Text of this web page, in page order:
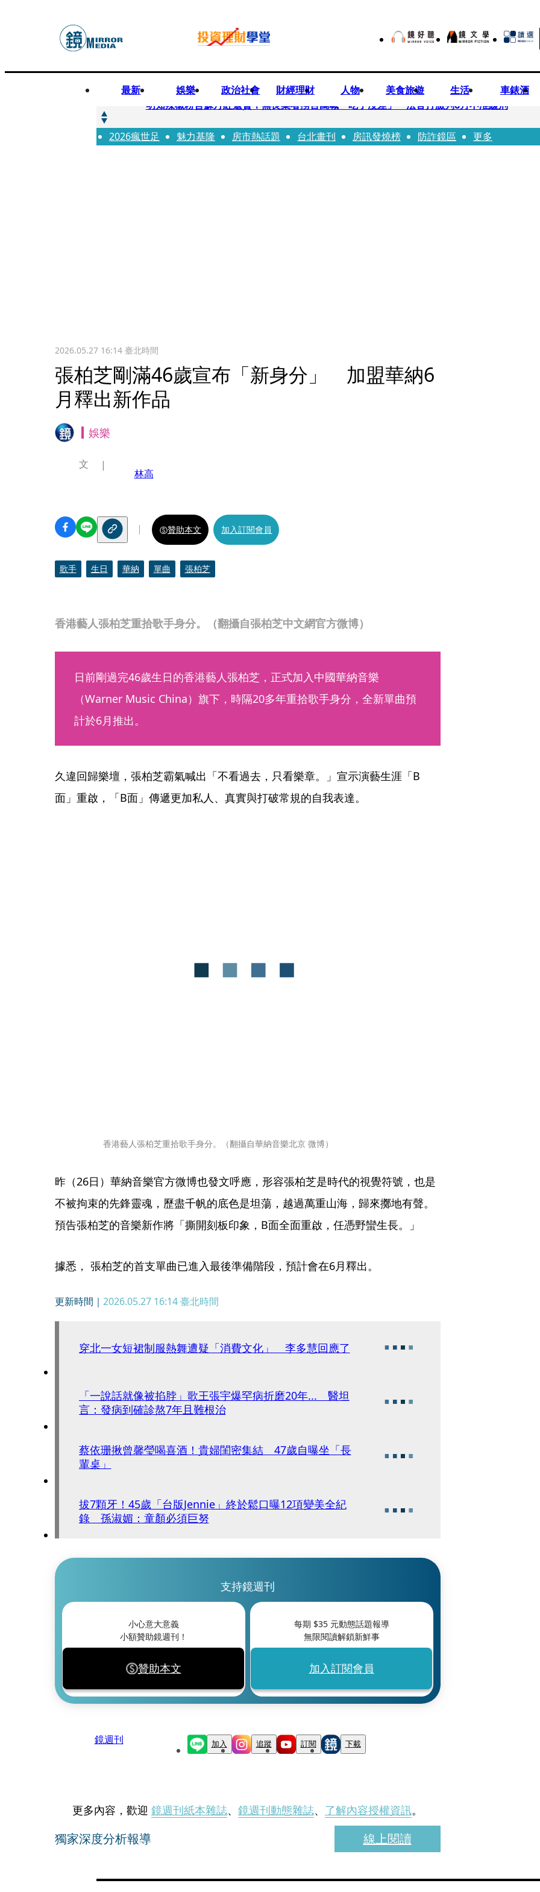
最新 娛樂 政治社會 財經理財 人物 美食旅遊 生活 車錶酒
快訊
明知辣椒粉含蘇丹紅還賣！無良業者撈百萬喊「吃了沒差」 法官打臉判6月不准緩刑
快訊
「無可替代的夥伴離開了我」…張韶涵細數10年時光 悲慟告別：無法相信真的發生了
2026瘋世足 魅力基隆 房市熱話題 台北畫刊 房訊發燒榜 防詐鏡區 更多
2026.05.27 16:14臺北時間
張柏芝剛滿46歲宣布「新身分」 加盟華納6
月釋出新作品
娛樂
香港藝人張柏芝重拾歌手身分。（翻攝自張柏芝中文網官方微博）
文
林高
贊助本文 加入訂閱會員
歌手 生日 華納 單曲 張柏芝
日前剛過完46歲生日的香港藝人張柏芝，正式加入中國華納音樂
（Warner Music China）旗下，時隔20多年重拾歌手身分，全新單曲預
計於6月推出。
久違回歸樂壇，張柏芝霸氣喊出「不看過去，只看樂章。」宣示演藝生涯「B
面」重啟，「B面」傳遞更加私人、真實與打破常規的自我表達。
香港藝人張柏芝重拾歌手身分。（翻攝自華納音樂北京 微博）
昨（26日）華納音樂官方微博也發文呼應，形容張柏芝是時代的視覺符號，也是
不被拘束的先鋒靈魂，歷盡千帆的底色是坦蕩，越過萬重山海，歸來擲地有聲。
預告張柏芝的音樂新作將「撕開刻板印象，B面全面重啟，任憑野蠻生長。」
據悉， 張柏芝的首支單曲已進入最後準備階段，預計會在6月釋出。
更新時間｜ 2026.05.27 16:14臺北時間
穿北一女短裙制服熱舞遭疑「消費文化」 李多慧回應了
「一說話就像被掐脖」歌王張宇爆罕病折磨20年... 醫坦
言：發病到確診熬7年且難根治
蔡依珊揪曾馨瑩喝喜酒！貴婦閨密集結 47歲自曝坐「長
輩桌」
拔7顆牙！45歲「台版Jennie」終於鬆口曝12項變美全紀
錄 孫淑媚：童顏必須巨努
支持鏡週刊
小心意大意義
小額贊助鏡週刊！
贊助本文
每期 $35元動態話題報導
無限閱讀解鎖新鮮事
加入訂閱會員
鏡週刊 加入 追蹤 訂閱 下載
更多內容，歡迎 鏡週刊紙本雜誌、 鏡週刊動態雜誌、 了解內容授權資訊。
獨家深度分析報導 線上閱讀